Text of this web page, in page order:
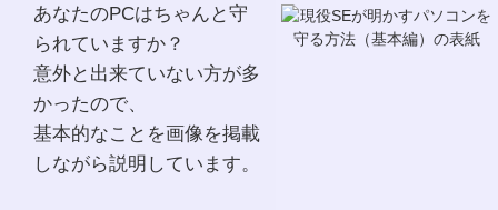
あなたのPCはちゃんと守
られていますか？
意外と出来ていない方が多
かったので、
基本的なことを画像を掲載
しながら説明しています。